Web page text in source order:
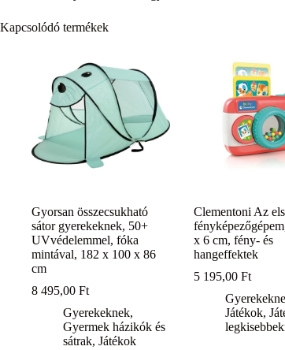
Kapcsolódó termékek
Gyorsan összecsukható
sátor gyerekeknek, 50+
UVvédelemmel, fóka
mintával, 182 x 100 x 86
cm
8 495,00 Ft
Gyerekeknek,
Gyermek házikók és
sátrak, Játékok
Clementoni Az
x 6 cm, fény- és
hangeffektek
5 195,00Ft
Játékok,